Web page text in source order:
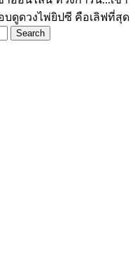
บดูดวงไพ่ยิปซี คือเลิฟที่สุด